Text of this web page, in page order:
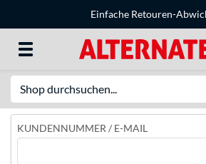
Einfache Retouren-
KUNDENNUMMER / E-MAIL